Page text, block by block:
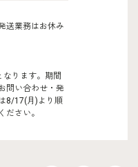
送業務はお休み
ります。期間
問い合わせ・発
8/17(月)より順
ださい。